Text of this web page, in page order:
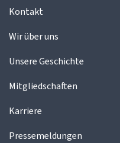
Kontakt
Wir über uns
Unsere Geschichte
Mitgliedschaften
Karriere
Pressemeldungen